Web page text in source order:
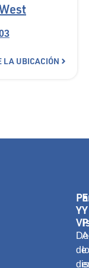
LA UBICACIÓN
Y
de
Y